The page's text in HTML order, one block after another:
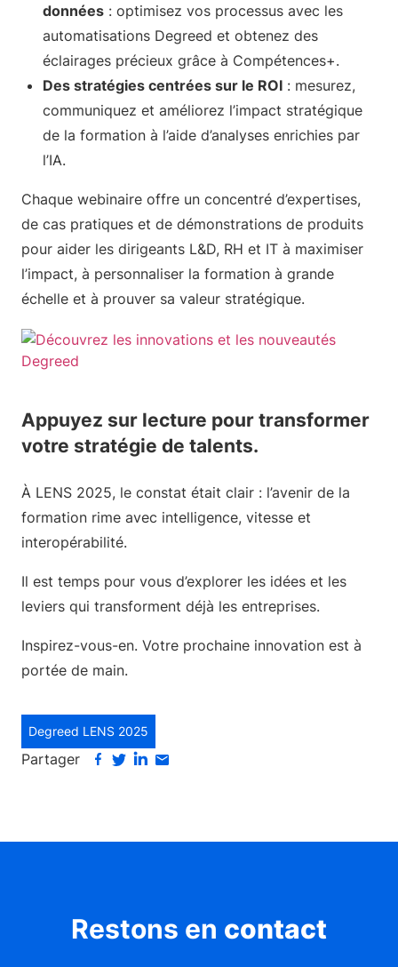
données : optimisez vos processus avec les
automatisations Degreed et obtenez des
éclairages précieux grâce à Compétences+.
Des stratégies centrées sur le ROI : mesurez,
communiquez et améliorez l’impact stratégique
de la formation à l’aide d’analyses enrichies par
l’IA.
Chaque webinaire offre un concentré d’expertises,
de cas pratiques et de démonstrations de produits
pour aider les dirigeants L&D, RH et IT à maximiser
l’impact, à personnaliser la formation à grande
échelle et à prouver sa valeur stratégique.
Appuyez sur lecture pour transformer
votre stratégie de talents.
À LENS 2025, le constat était clair : l’avenir de la
formation rime avec intelligence, vitesse et
interopérabilité.
Il est temps pour vous d’explorer les idées et les
leviers qui transforment déjà les entreprises.
Inspirez-vous-en. Votre prochaine innovation est à
portée de main.
Degreed LENS 2025
Partager
Restons en contact